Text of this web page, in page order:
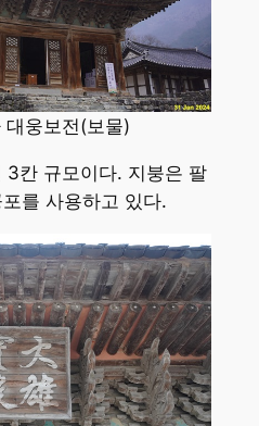
대웅보전(보물)
칸 규모이다. 지붕은 팔
를 사용하고 있다.